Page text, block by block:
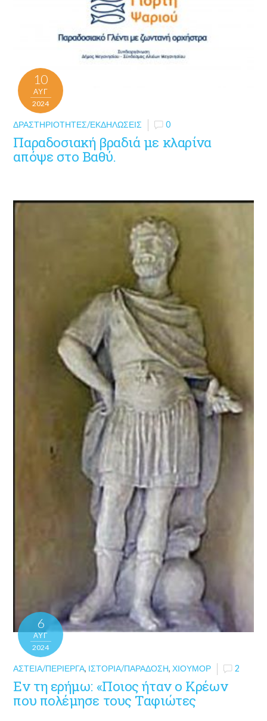
10
ΑΥΓ
2024
ΔΡΑΣΤΗΡΙΌΤΗΤΕΣ/ΕΚΔΗΛΏΣΕΙΣ 0
Παραδοσιακή βραδιά με κλαρίνα
απόψε στο Βαθύ.
6
ΑΥΓ
2024
ΑΣΤΕΊΑ/ΠΕΡΊΕΡΓΑ, ΙΣΤΟΡΊΑ/ΠΑΡΆΔΟΣΗ,ΧΙΟΎΜΟΡ 2
Εν τη ερήμω: «Ποιος ήταν ο Κρέων
που πολέμησε τους Ταφιώτες